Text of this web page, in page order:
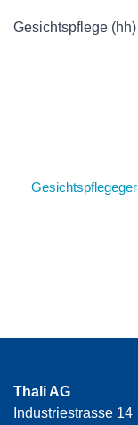
Gesichtspflege (hh)
Thali AG
Industriestrasse 14